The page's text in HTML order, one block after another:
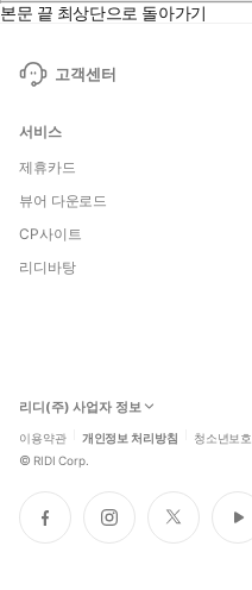
본문 끝 최상단으로 돌아가기
고객센터
서비스
제휴카드
뷰어 다운로드
CP사이트
리디바탕
리디(주) 사업자 정보
이용약관 개인정보 처리방침 청소년보
© RIDI Corp.
페
이
인
스
트
위
유
튜